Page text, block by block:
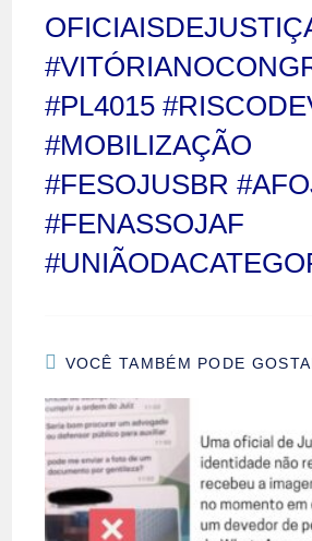
#PL4015
#MOBILIZAÇÃO
#FESOJUSBR
#FENASSOJAF
VOCÊ TAMBÉM PODE